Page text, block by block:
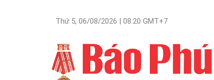
Thứ 5, 06/08/2026 | 08:20 GMT+7